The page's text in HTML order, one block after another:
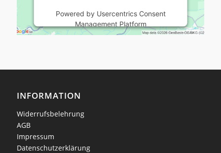
Powered by Usercentrics Consent
Management Platform
INFORMATION
Widerrufsbelehrung
AGB
Impressum
Datenschutzerklärung